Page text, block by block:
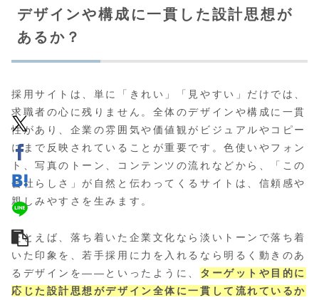
デザインや構成に一貫した設計思想が
あるか？
採用サイトは、単に「きれい」「見やすい」だけでは、
求職者の心に残りません。全体のデザインや構成に一貫
性があり、企業の雰囲気や価値観がビジュアルやコピー
にまで反映されていることが重要です。色使いやフォン
ト、写真のトーン、コンテンツの流れなどから、「この
会社らしさ」が自然と伝わってくるサイトは、信頼感や
親しみやすさを生みます。
たとえば、落ち着いた企業文化なら淡いトーンで落ち着
いた印象を、若手採用に力を入れるなら明るく動きのあ
るデザインを――といったように、 ターゲットや目的に
応じた設計思想がデザイン全体に一貫して流れているか